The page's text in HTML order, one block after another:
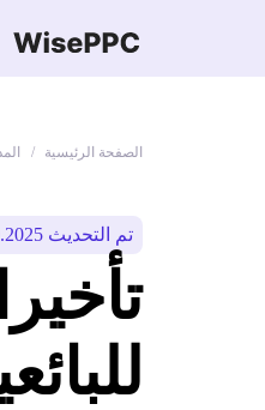
الصفحة الرئيسية /
تم التحديث 06.09.2025